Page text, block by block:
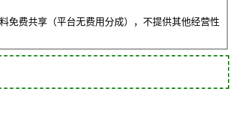
免费共享（平台无费用分成），不提供其他经营性